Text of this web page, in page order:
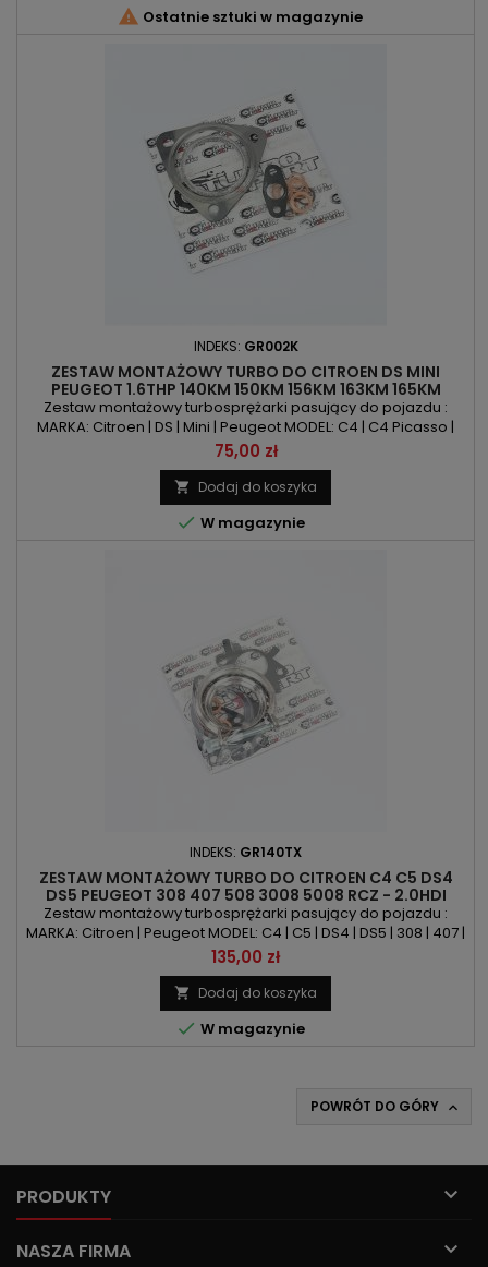
 Ostatnie sztuki w magazynie
INDEKS: GR002K
ZESTAW MONTAŻOWY TURBO DO CITROEN DS MINI
PEUGEOT 1.6THP 140KM 150KM 156KM 163KM 165KM
174KM 175KM 184KM 200KM
Zestaw montażowy turbosprężarki pasujący do pojazdu :
MARKA: Citroen | DS | Mini | Peugeot MODEL: C4 | C4 Picasso |
C4 Spacetourer | DS3 | DS4 | DS5 | Clubman | Cooper |
Coutryman | Paceman | 207 | 208 | 308 | 508 | 3008 | 5008 | RCZ
KOD SILNIKA: 5FR | 5FT | 5FU | 5FV | 5FX | 5FY | 5GY | 5GZ | E96CDT |
EP6CDT | EP6DT | EP6DTS | EP6DTX | EP6FDT | N18B16A |...
Cena
75,00 zł
 Dodaj do koszyka
 W magazynie
INDEKS: GR140TX
ZESTAW MONTAŻOWY TURBO DO CITROEN C4 C5 DS4
DS5 PEUGEOT 308 407 508 3008 5008 RCZ - 2.0HDI
150KM 163KM
Zestaw montażowy turbosprężarki pasujący do pojazdu :
MARKA: Citroen | Peugeot MODEL: C4 | C5 | DS4 | DS5 | 308 | 407 |
508 | 3008 | 5008| RCZ KOD SILNIKA: RHE | RHH | DW10C | DW10CB |
DW10CTED4POJEMNOŚĆ: 1997ccm 2.0 HDI MOC: 150KM/110kW |
163KM/120kW
Cena
135,00 zł
 Dodaj do koszyka
 W magazynie
POWRÓT DO GÓRY 
PRODUKTY 
NASZA FIRMA 